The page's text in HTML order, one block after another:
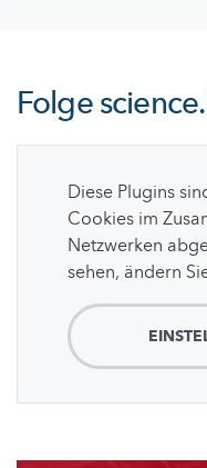
Folge
Diese Plugins
Cookies im
Netzwerken
sehen, ändern